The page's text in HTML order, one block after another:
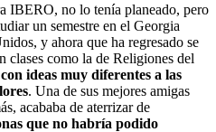
IBERO, no lo tenía planeado, pero
un semestre en el Georgia
y ahora que ha regresado se
clases como la de Religiones del
ideas muy diferentes a las
. Una de sus mejores amigas
acababa de aterrizar de
que no habría podido